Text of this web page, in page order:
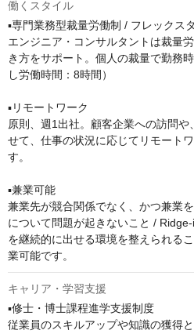
働くスタイル
▪️専門業務型裁量労働制 / フレックス
エンジニア・コンサルタントは裁量
き方をサポート。個人の裁量で勤務
し労働時間：8時間）
▪️リモートワーク
原則、週1出社。顧客企業への訪問
せて、仕事の状況に応じてリモート
す。
▪️兼業可能
兼業先が競合関係でなく、かつ兼業
について問題が起きないこと /
を継続的に出せる環境を整えられる
業可能です。
キャリア・学習支援
▪️修士・博士課程進学支援制度
従業員のスキルアップや知識の獲得